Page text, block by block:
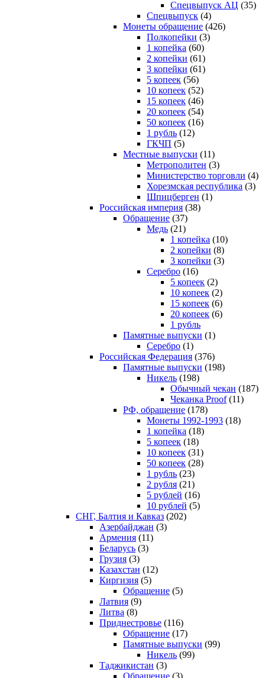
Спецвыпуск АЦ (35)
Спецвыпуск (4)
Монеты обращение (426)
Полкопейки (3)
1 копейка (60)
2 копейки (61)
3 копейки (61)
5 копеек (56)
10 копеек (52)
15 копеек (46)
20 копеек (54)
50 копеек (16)
1 рубль (12)
ГКЧП (5)
Местные выпуски (11)
Метрополитен (3)
Министерство торговли (4)
Хорезмская республика (3)
Шпицберген (1)
Российская империя (38)
Обращение (37)
Медь (21)
1 копейка (10)
2 копейки (8)
3 копейки (3)
Серебро (16)
5 копеек (2)
10 копеек (2)
15 копеек (6)
20 копеек (6)
1 рубль
Памятные выпуски (1)
Серебро (1)
Российская Федерация (376)
Памятные выпуски (198)
Никель (198)
Обычный чекан (187)
Чеканка Proof(11)
РФ, обращение (178)
Монеты 1992-1993 (18)
1 копейка (18)
5 копеек (18)
10 копеек (31)
50 копеек (28)
1 рубль (23)
2 рубля (21)
5 рублей (16)
10 рублей (5)
СНГ, Балтия и Кавказ (202)
Азербайджан (3)
Армения (11)
Беларусь (3)
Грузия (3)
Казахстан (12)
Киргизия (5)
Обращение (5)
Латвия (9)
Литва (8)
Приднестровье (116)
Обращение (17)
Памятные выпуски (99)
Никель (99)
Таджикистан (3)
Обращение (3)